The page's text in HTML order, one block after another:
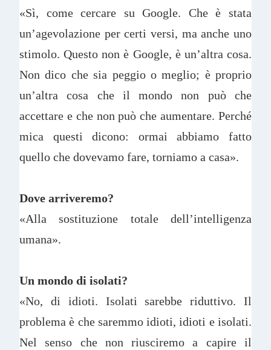
«Sì, come cercare su Google. Che è stata
un’agevolazione per certi versi, ma anche uno
stimolo. Questo non è Google, è un’altra cosa.
Non dico che sia peggio o meglio; è proprio
un’altra cosa che il mondo non può che
accettare e che non può che aumentare. Perché
mica questi dicono: ormai abbiamo fatto
quello che dovevamo fare, torniamo a casa».
Dove arriveremo?
«Alla sostituzione totale dell’intelligenza
umana».
Un mondo di isolati?
«No, di idioti. Isolati sarebbe riduttivo. Il
problema è che saremmo idioti, idioti e isolati.
Nel senso che non riusciremo a capire il